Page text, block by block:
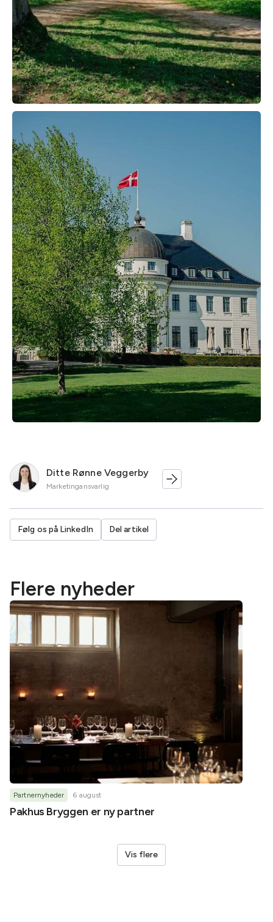
Ditte Rønne Veggerby
Marketingansvarlig
Følg os på LinkedIn Del artikel
Flere nyheder
Partnernyheder 6 august
Pakhus Bryggen er ny partner
Vis flere